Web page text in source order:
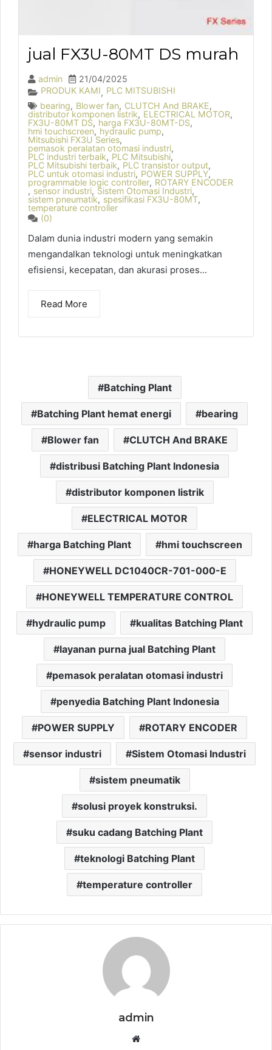
jual FX3U-80MT DS murah
admin
21/04/2025
PRODUK KAMI, PLC MITSUBISHI
bearing, Blower fan, CLUTCH And BRAKE,
distributor komponen listrik, ELECTRICAL MOTOR,
FX3U-80MT DS, harga FX3U-80MT-DS,
hmi touchscreen, hydraulic pump,
Mitsubishi FX3U Series,
pemasok peralatan otomasi industri,
PLC industri terbaik, PLC Mitsubishi,
PLC Mitsubishi terbaik, PLC transistor output,
PLC untuk otomasi industri, POWER SUPPLY,
programmable logic controller, ROTARY ENCODER
, sensor industri, Sistem Otomasi Industri,
sistem pneumatik, spesifikasi FX3U-80MT,
temperature controller
(0)
Dalam dunia industri modern yang semakin
mengandalkan teknologi untuk meningkatkan
efisiensi, kecepatan, dan akurasi proses...
Read More
Batching Plant
Batching Plant hemat energi bearing
Blower fan CLUTCH And BRAKE
distribusi Batching Plant Indonesia
distributor komponen listrik
ELECTRICAL MOTOR
harga Batching Plant hmi touchscreen
HONEYWELL DC1040CR-701-000-E
HONEYWELL TEMPERATURE CONTROL
hydraulic pump kualitas Batching Plant
layanan purna jual Batching Plant
pemasok peralatan otomasi industri
penyedia Batching Plant Indonesia
POWER SUPPLY ROTARY ENCODER
sensor industri Sistem Otomasi Industri
sistem pneumatik
solusi proyek konstruksi.
suku cadang Batching Plant
teknologi Batching Plant
temperature controller
admin
Website